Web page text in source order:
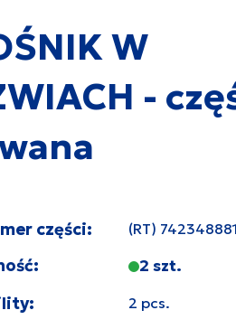
W
-
części: (RT)
2 szt.
2 pcs.